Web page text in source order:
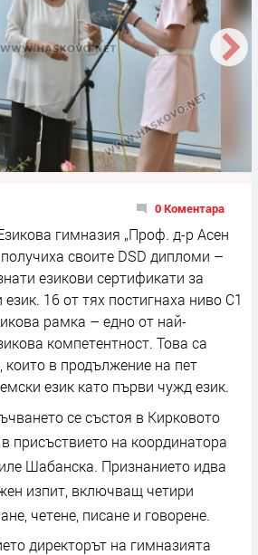
0 Коментара
гимназия „Проф. д-р Асен
своите DSD дипломи –
езикови сертификати за
16 от тях постигнаха ниво C1
рамка – едно от най-
компетентност. Това са
които в продължение на пет
език като първи чужд език.
се състоя в Кирковото
присъствието на координатора
Шабанска. Признанието идва
изпит, включващ четири
четене, писане и говорене.
директорът на гимназията